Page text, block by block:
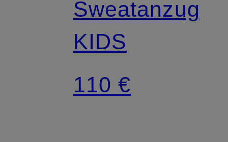
Sweatanzug
KIDS
110 €